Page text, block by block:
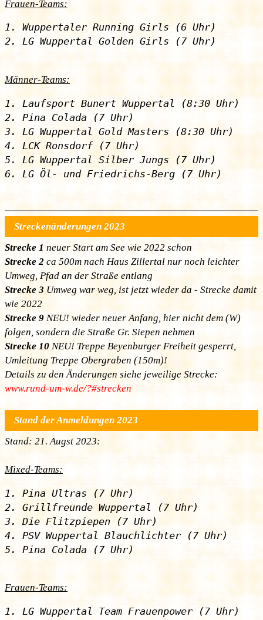
Frauen-Teams:
1. Wuppertaler Running Girls (6 Uhr)
Männer-Teams:
1. Laufsport Bunert Wuppertal (8:30 Uhr)
2. Pina Colada (7 Uhr)
3. LG Wuppertal Gold Masters (8:30 Uhr)
4. LCK Ronsdorf (7 Uhr)
5. LG Wuppertal Silber Jungs (7 Uhr)
Streckenänderungen 2023
Strecke 1 neuer Start am See wie 2022 schon
Strecke 2 ca 500m nach Haus Zillertal nur noch leichter
Umweg, Pfad an der Straße entlang
Strecke 3 Umweg war weg, ist jetzt wieder da - Strecke damit
wie 2022
Strecke 9 NEU! wieder neuer Anfang, hier nicht dem (W)
folgen, sondern die Straße Gr. Siepen nehmen
Strecke 10 NEU! Treppe Beyenburger Freiheit gesperrt,
Umleitung Treppe Obergraben (150m)!
Details zu den Änderungen siehe jeweilige Strecke:
www.rund-um-w.de/?#strecken
Stand der Anmeldungen 2023
Stand: 21. Augst 2023:
Mixed-Teams:
1. Pina Ultras (7 Uhr)
2. Grillfreunde Wuppertal (7 Uhr)
3. Die Flitzpiepen (7 Uhr)
4. PSV Wuppertal Blauchlichter (7 Uhr)
Frauen-Teams:
1. LG Wuppertal Team Frauenpower (7 Uhr)